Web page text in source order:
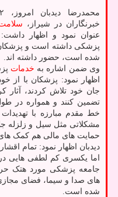
خبرنگاران در شیراز،
عنوان نمود و اظهار
پزشکی داشته است و
شده است، حضور داشته اند.
وی ضمن اشاره به خدمات
اظهار نمود: پزشکان با از
جان خود تلاش کردند، آثار
تضمین کنند و همواره در
خط مقدم مبارزه با
مشکلاتی مثل سیل و زلزله
حمایت های مالی هم کمک
دیدبان اظهار نمود: تمام
اما یکسری کم لطفی هایی
جامعه پزشکی مورد هتک
های صدا و سیما، فضای
شده است.